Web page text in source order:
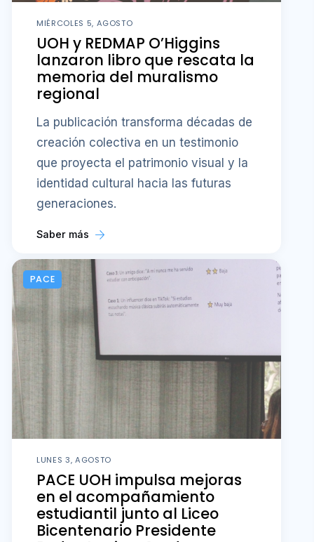
MIÉRCOLES 5, AGOSTO
UOH y REDMAP O’Higgins
lanzaron libro que rescata la
memoria del muralismo
regional
La publicación transforma décadas de
creación colectiva en un testimonio
que proyecta el patrimonio visual y la
identidad cultural hacia las futuras
generaciones.
Saber más
PACE
LUNES 3, AGOSTO
PACE UOH impulsa mejoras
en el acompañamiento
estudiantil junto al Liceo
Bicentenario Presidente